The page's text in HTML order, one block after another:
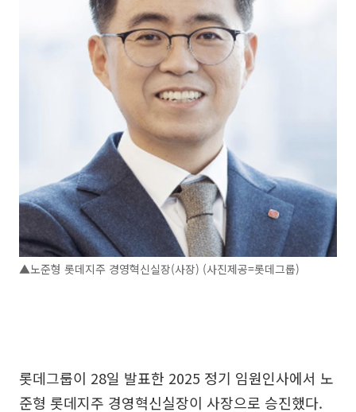
▲노준형 롯데지주 경영혁신실장(사장) (사진제공=롯데그룹)
롯데그룹이 28일 발표한 2025 정기 임원인사에서 노
준형 롯데지주 경영혁신실장이 사장으로 승진했다.